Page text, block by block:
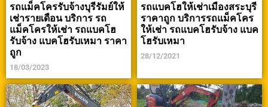
รถแม็คโครรับจ้างบุรีรัมย์ให้
เช่ารายเดือน บริการ รถ
แม็คโครให้เช่า รถแบคโฮ
รับจ้าง แบคโฮรับเหมา ราคา
ถูก
18/03/2023
รถแบคโฮให้เช่าเมืองสระบุรี
ราคาถูก บริการรถแม็คโคร
ให้เช่า รถแบคโฮรับจ้าง แบค
โฮรับเหมา
28/12/2021